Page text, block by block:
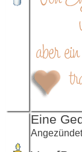
Eine